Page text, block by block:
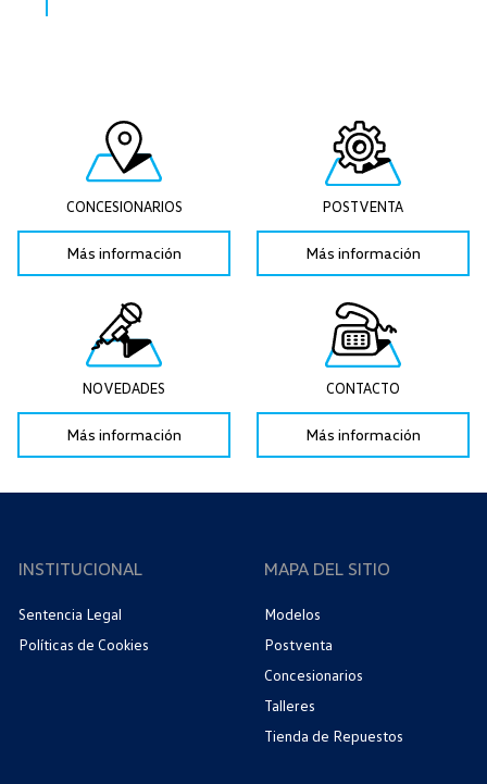
CONCESIONARIOS
Más información
POSTVENTA
Más información
NOVEDADES
Más información
CONTACTO
Más información
INSTITUCIONAL
Sentencia Legal
Políticas de Cookies
MAPA DEL SITIO
Modelos
Postventa
Concesionarios
Talleres
Tienda de Repuestos